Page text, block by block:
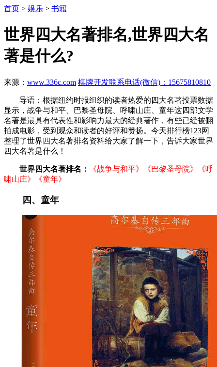
首页 > 娱乐 > 书籍
世界四大名著排名,世界四大名
著是什么?
来源： www.336c.com 棋牌开发联系电话(微信)：15675810810
导语：根据纽约时报组织的读者热爱的四大名著投票数据
显示，战争与和平、巴黎圣母院、呼啸山庄、童年这四部文学
名著是最具有代表性和影响力最大的经典著作，有些已经被翻
拍成电影，受到观众和读者的好评和赞扬。今天排行榜123网
整理了世界四大名著排名资料给大家了解一下，告诉大家世界
四大名著是什么！
世界四大名著排名：
《战争与和平》《巴黎圣母院》《呼
啸山庄》《童年》
四、童年